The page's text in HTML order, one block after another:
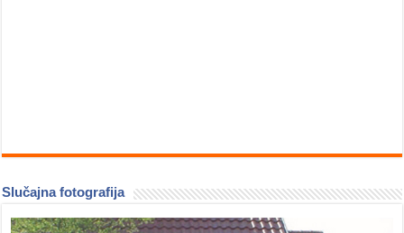
Slučajna fotografija